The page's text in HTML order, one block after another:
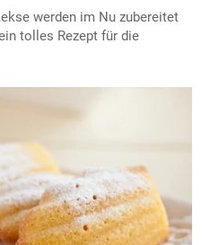
werden im Nu zubereitet
tolles Rezept für die